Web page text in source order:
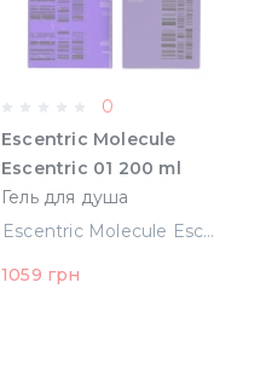
0
Escentric Molecule
Escentric 01 200 ml
Гель для душа
(5060103310166)
Escentric Molecule Escentric 01 200 ml Гель для душа (5060103310166)
1059 грн